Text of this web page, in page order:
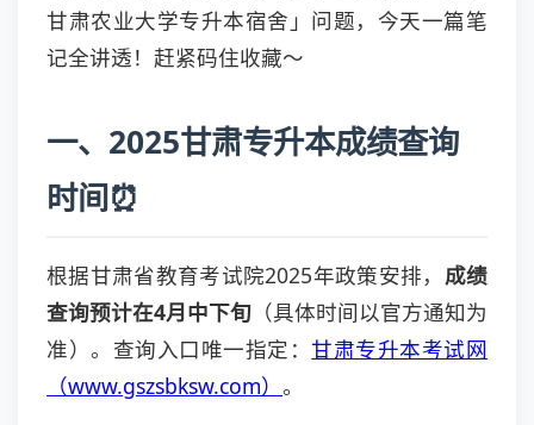
甘肃农业大学专升本宿舍」问题，今天一篇笔
记全讲透！赶紧码住收藏～
一、2025甘肃专升本成绩查询
时间⏰
根据甘肃省教育考试院2025年政策安排， 成绩
查询预计在4月中下旬 （具体时间以官方通知为
准）。查询入口唯一指定：甘肃专升本考试网
（www.gszsbksw.com） 。